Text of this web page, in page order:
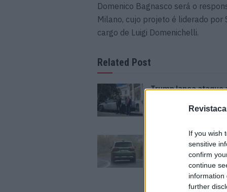
If you wish
sensitive
confirm
continue
information
further
Domenico Bagnasco será o
Milano, cujo projeto é liderado por
cargo de Luigi Domenichelli.
Related Post
Trump lança ataque
inesperada
Ford e Geely
sucessor do Kuga
surpreender